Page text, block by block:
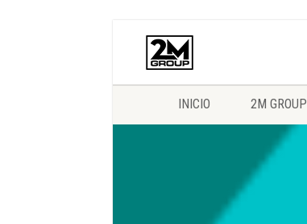
INICIO 2M GROUP